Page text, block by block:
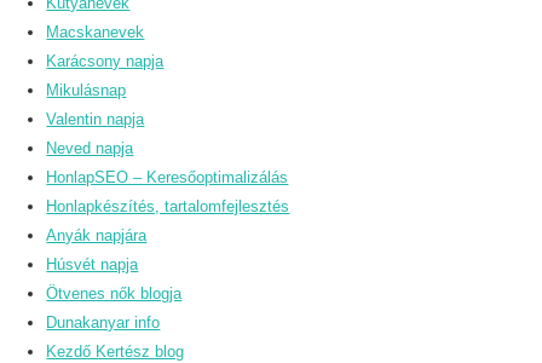
Macskanevek
Karácsony napja
Mikulásnap
Valentin napja
Neved napja
HonlapSEO – Keresőoptimalizálás
Honlapkészítés, tartalomfejlesztés
Anyák napjára
Húsvét napja
Ötvenes nők blogja
Dunakanyar info
Kezdő Kertész blog